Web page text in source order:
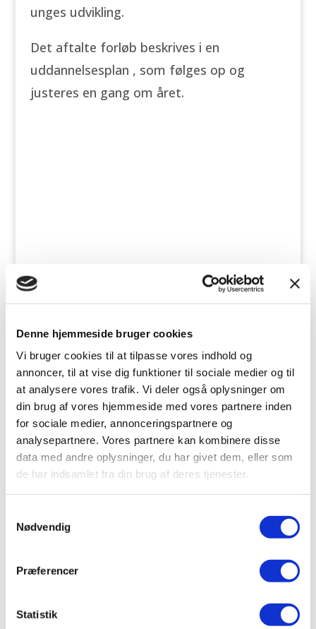
Denne hjemmeside bruger cookies
Vi bruger cookies til at tilpasse vores indhold og
annoncer, til at vise dig funktioner til sociale medier og til
at analysere vores trafik. Vi deler også oplysninger om
din brug af vores hjemmeside med vores partnere inden
for sociale medier, annonceringspartnere og
analysepartnere. Vores partnere kan kombinere disse
data med andre oplysninger, du har givet dem, eller som
de har indsamlet fra din brug af deres tjenester.
Nødvendig
Præferencer
Statistik
unges udvikling.
Det aftalte forløb beskrives i en
uddannelsesplan , som følges op og
justeres en gang om året.
En STU-uddannelse, også kaldet en
Særlig Tilrettelagt
Ungdomsuddannelse, tager tre år.
Vores målgruppe er unge med særlige
i skole, men som ikke altid har gennemført